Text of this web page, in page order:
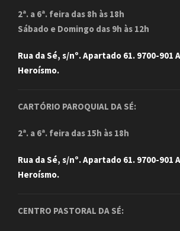
2ª. a 6ª. feira das 8h às 18h
Sábado e Domingo das 9h às 12h
Rua da Sé, s/nº. Apartado 61. 9700-901
Heroísmo.
CARTÓRIO PAROQUIAL DA SÉ:
2ª. a 6ª. feira das 15h às 18h
Rua da Sé, s/nº. Apartado 61. 9700-901
Heroísmo.
CENTRO PASTORAL DA SÉ: